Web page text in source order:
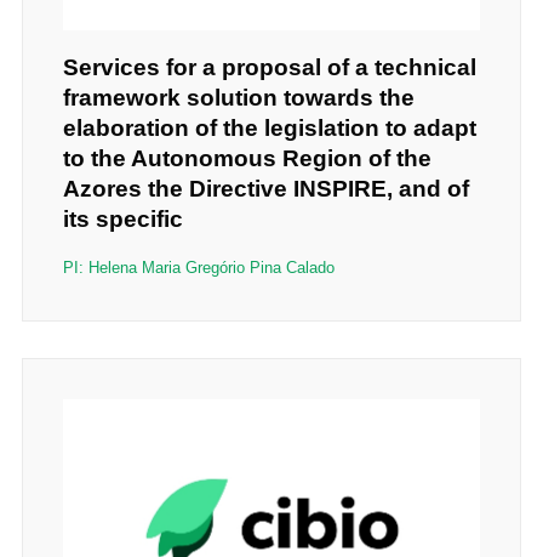
Services for a proposal of a technical
framework solution towards the
elaboration of the legislation to adapt
to the Autonomous Region of the
Azores the Directive INSPIRE, and of
its specific
PI: Helena Maria Gregório Pina Calado